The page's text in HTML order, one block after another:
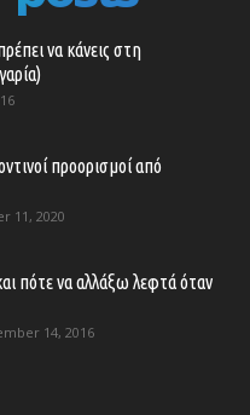
να κάνεις στη
προορισμοί από
11, 2020
πότε να αλλάξω λεφτά όταν
14, 2016